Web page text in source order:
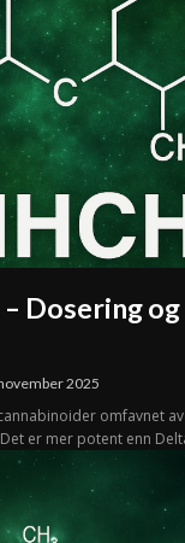
Dosering
2025
omfavnet
er mer potent enn